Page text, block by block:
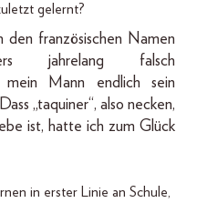
gelernt?
den französischen Namen
jahrelang falsch
mein Mann endlich sein
„taquiner“, also necken,
ist, hatte ich zum Glück
in erster Linie an Schule,